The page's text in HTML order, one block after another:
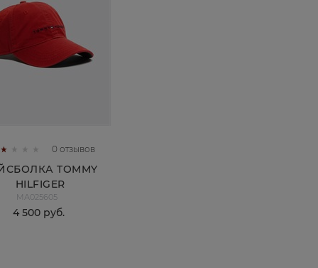
0 отзывов
TOMMY
HILFIGER
МА025605
4 500 руб.